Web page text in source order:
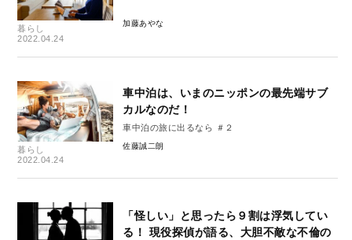
暮らし
2022.04.24
加藤あやな
暮らし
2022.04.24
車中泊は、いまのニッポンの最先端サブ
カルなのだ！
車中泊の旅に出るなら ＃２
佐藤誠二朗
「怪しい」と思ったら９割は浮気してい
る！ 現役探偵が語る、大胆不敵な不倫の